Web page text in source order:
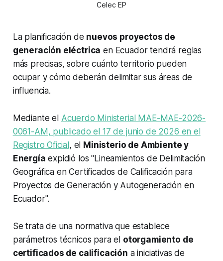
Celec EP
La planificación de nuevos proyectos de
generación eléctrica en Ecuador tendrá reglas
más precisas, sobre cuánto territorio pueden
ocupar y cómo deberán delimitar sus áreas de
influencia.
Mediante el Acuerdo Ministerial MAE-MAE-2026-
0061-AM, publicado el 17 de junio de 2026 en el
Registro Oficial , el Ministerio de Ambiente y
Energía expidió los "Lineamientos de Delimitación
Geográfica en Certificados de Calificación para
Proyectos de Generación y Autogeneración en
Ecuador".
Se trata de una normativa que establece
parámetros técnicos para el otorgamiento de
certificados de calificación a iniciativas de